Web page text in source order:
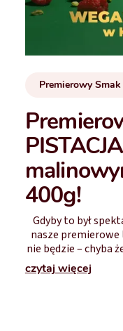
Premierowy Smak
400g!
Gdyby to był
nasze premierowe
nie będzie – chyba
czytaj więcej